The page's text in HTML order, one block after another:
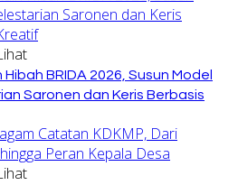
BRIDA 2026, Susun Model
Saronen dan Keris Berbasis